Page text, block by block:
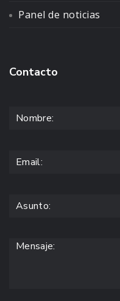
Panel de noticias
Contacto